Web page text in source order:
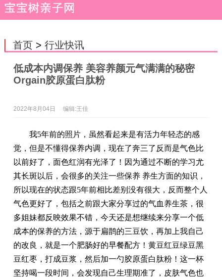
首页> 行业快讯
低成本内调保养 美容养颜元气满满的秘密
Orgain胶原蛋白肽粉
2022年8月04日 编辑:王佳
我5年前的照片，虽然看起来是有活力年轻态的感
觉，但是不懂得保养内调，现在了奔三了反而是气色比
以前好了，面色红润有光泽了！因为通过不断的学习尤
其长斑以后，会很多的关注一些保养 养生方面的知识，
所以现在的状态跟5年前相比差别没有很大，反而整个人
气色更好了，包括之前跟大家分享过的气血养生茶，很
多姐妹都反映效果不错，今天还是想继续来分享一个低
成本的保养的方法，源于扁鹊的三豆饮，再加上我自己
的改良，就是一个肥肠好的早餐配方！黄豆红豆绿豆黑
豆红枣，打成豆浆，然后加一勺胶原蛋白肽粉！这一杯
坚持喝一段时间，会发现自己生理期准了，皮肤气色也